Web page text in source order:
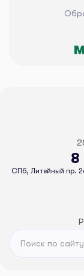
8
СПб, Литейный пр.